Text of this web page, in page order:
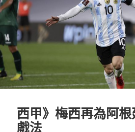
西甲》梅西再為阿
戲法